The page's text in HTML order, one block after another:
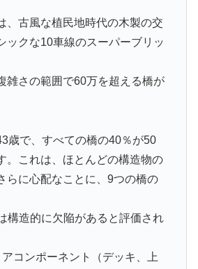
、古風な植民地時代の木製の交
ックな10車線のスーパーブリッ
雑さの範囲で60万を超える橋が
歳で、すべての橋の40％が50
。これは、ほとんどの構造物の
らに心配なことに、9つの橋の
構造的に欠陥があると評価され
コンポーネント（デッキ、上